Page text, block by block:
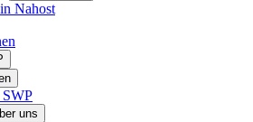
Nahost
uns